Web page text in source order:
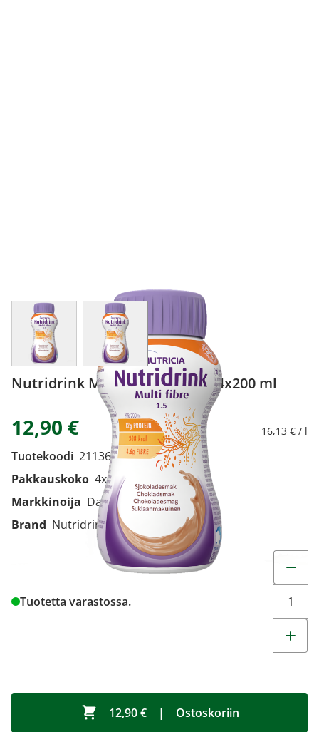
View larger imageView larger image
Nutridrink Multi Fibre suklaa 4x200 ml
12,90 € 16,13 € / l
Tuotekoodi 2113611
Pakkauskoko 4x200 ml
Markkinoija Danone Oy
Brand Nutridrink
Tuotetta varastossa.
12,90 € | Ostoskoriin